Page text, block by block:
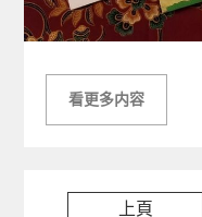
看更多内容
上頁